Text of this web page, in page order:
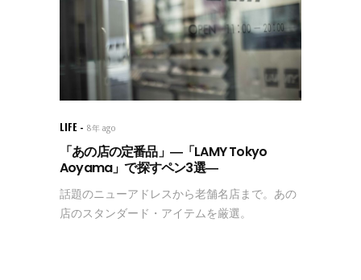
LIFE 8年 ago
「あの店の定番品」―「LAMY Tokyo
Aoyama」で探すペン3選―
話題のニューアドレスから老舗名店まで。あの
店のスタンダード・アイテムを厳選。